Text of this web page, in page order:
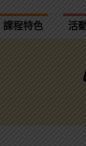
課程特色 活